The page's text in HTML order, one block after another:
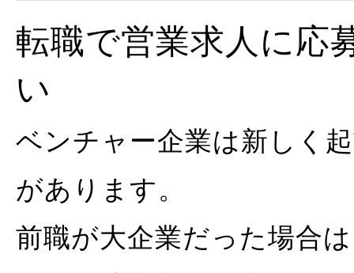
転職で営業求人に応
い
ベンチャー企業は新しく
があります。
前職が大企業だった場合